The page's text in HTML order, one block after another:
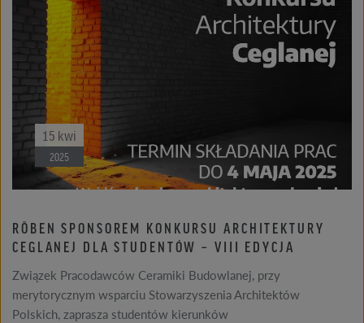
15 kwi
2025
RÖBEN SPONSOREM KONKURSU ARCHITEKTURY
CEGLANEJ DLA STUDENTÓW – VIII EDYCJA
Związek Pracodawców Ceramiki Budowlanej, przy
merytorycznym wsparciu Stowarzyszenia Architektów
Polskich, zaprasza studentów kierunków